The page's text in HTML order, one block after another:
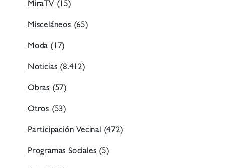
MiraTV(15)
Misceláneos(65)
Moda(17)
Noticias(8.412)
Obras (57)
Otros (53)
Participación Vecinal(472)
Programas Sociales(5)